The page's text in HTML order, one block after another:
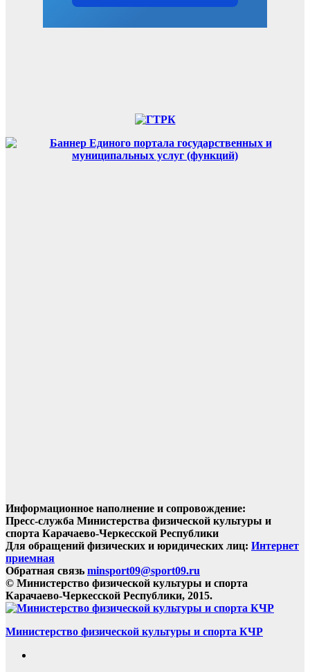
Информационное наполнение и сопровождение:
Пресс-служба Министерства физической культуры и
спорта Карачаево-Черкесской Республики
Для обращений физических и юридических лиц: Интернет
приемная
Обратная связь minsport09@sport09.ru
© Министерство физической культуры и спорта
Карачаево-Черкесской Республики, 2015.
Министерство физической культуры и спорта КЧР